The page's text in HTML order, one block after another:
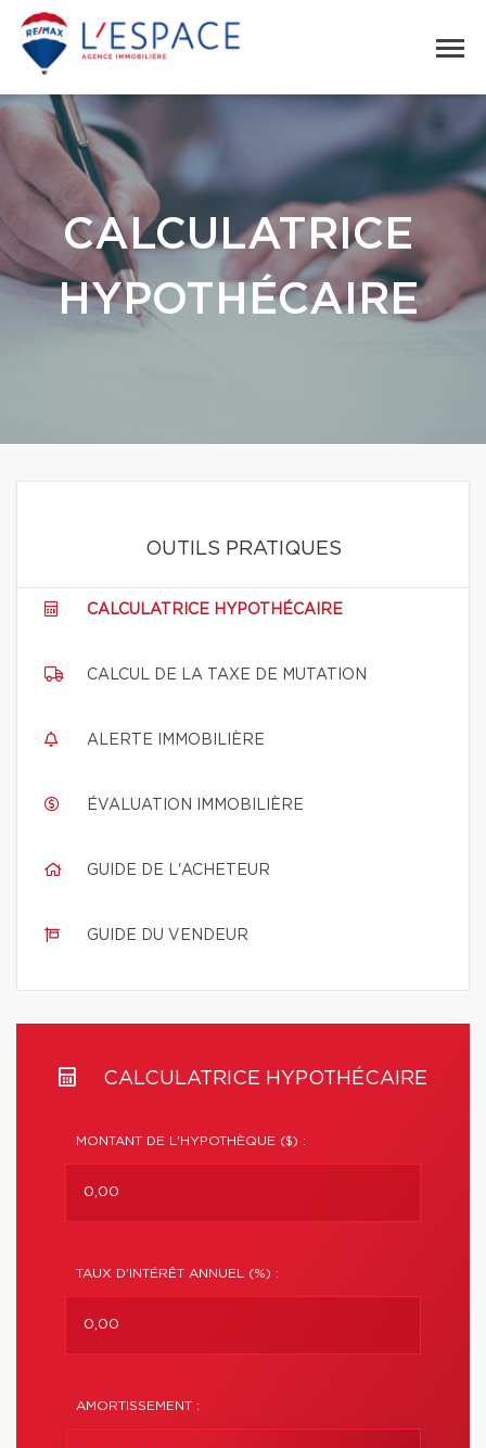
CALCULATRICE
HYPOTHÉCAIRE
OUTILS PRATIQUES
CALCULATRICE HYPOTHÉCAIRE
CALCUL DE LA TAXE DE MUTATION
ALERTE IMMOBILIÈRE
ÉVALUATION IMMOBILIÈRE
GUIDE DE L'ACHETEUR
GUIDE DU VENDEUR
CALCULATRICE HYPOTHÉCAIRE
MONTANT DE L'HYPOTHÈQUE ($) :
TAUX D'INTÉRÊT ANNUEL (%) :
AMORTISSEMENT :